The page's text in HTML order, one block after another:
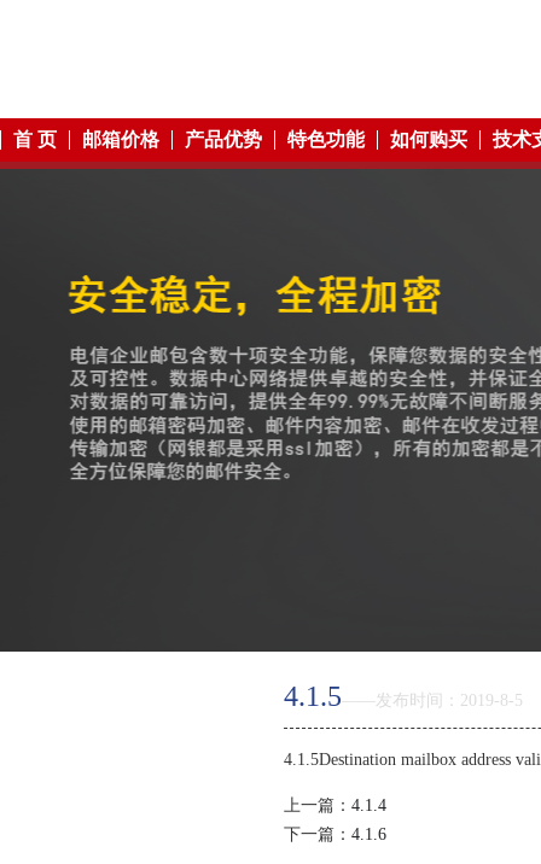
首 页 邮箱价格 产品优势 特色功能 如何购买 技术
4.1.5——发布时间：2019-8-5
4.1.5Destination mailbox address
上一篇： 4.1.4
下一篇： 4.1.6